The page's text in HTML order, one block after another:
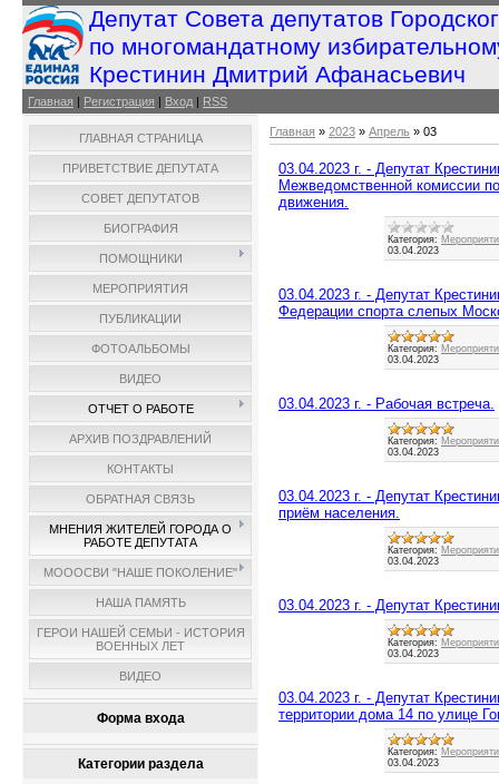
Депутат Совета депутатов
по многомандатному
Крестинин Дмитрий Афанасьевич
Главная | Регистрация | Вход | RSS
ГЛАВНАЯ СТРАНИЦА
ПРИВЕТСТВИЕ ДЕПУТАТА
СОВЕТ ДЕПУТАТОВ
БИОГРАФИЯ
ПОМОЩНИКИ
МЕРОПРИЯТИЯ
ПУБЛИКАЦИИ
ФОТОАЛЬБОМЫ
ВИДЕО
ОТЧЕТ О РАБОТЕ
АРХИВ ПОЗДРАВЛЕНИЙ
КОНТАКТЫ
ОБРАТНАЯ СВЯЗЬ
МНЕНИЯ ЖИТЕЛЕЙ ГОРОДА О
РАБОТЕ ДЕПУТАТА
МОООСВИ "НАШЕ ПОКОЛЕНИЕ"
НАША ПАМЯТЬ
ГЕРОИ НАШЕЙ СЕМЬИ - ИСТОРИЯ
ВОЕННЫХ ЛЕТ
ВИДЕО
Форма входа
Категории раздела
Главная » 2023 » Апрель » 03
03.04.2023 г. - Депутат
Межведомственной комиссии
движения.
Категория:
03.04.2023
03.04.2023 г. - Депутат
Федерации спорта слепых
Категория:
03.04.2023
03.04.2023 г. - Рабочая встреча.
Категория:
03.04.2023
03.04.2023 г. - Депутат
приём населения.
Категория:
03.04.2023
03.04.2023 г. - Депутат
Категория:
03.04.2023
03.04.2023 г. - Депутат
территории дома 14 по улице
Категория:
03.04.2023